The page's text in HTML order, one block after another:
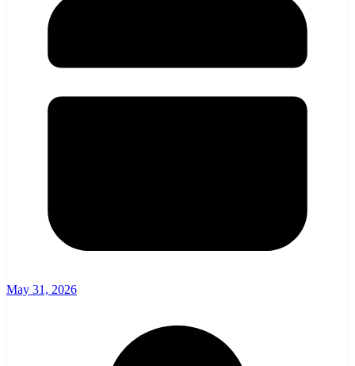
May 31, 2026